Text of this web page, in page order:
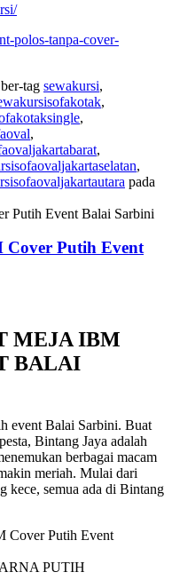
polos-tanpa-cover-
tag sewakursi,
,
,
,
,
,
pada
Cover Putih Event
MEJA IBM
BALAI
event Balai Sarbini. Buat
Bintang Jaya adalah
berbagai macam
meriah. Mulai dari
kece, semua ada di Bintang
PUTIH